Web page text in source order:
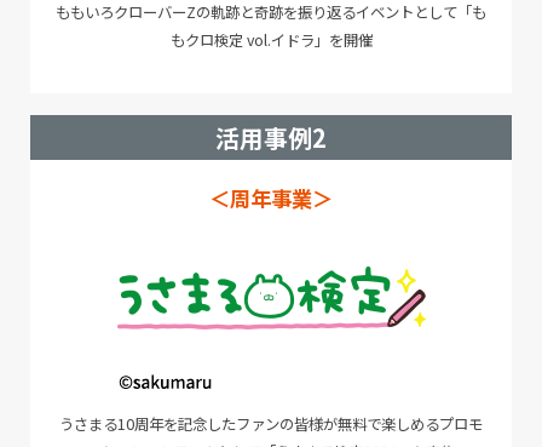
ももいろクローバーZの軌跡と奇跡を振り返るイベントとして「も
もクロ検定 vol.イドラ」を開催
活用事例2
＜周年事業＞
うさまる10周年を記念したファンの皆様が無料で楽しめるプロモ